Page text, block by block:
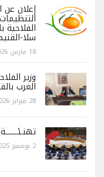
إعلان
الفلاحية
سلا-
18 مارس 2026
وزير
الغرب
28 فبراير 2026
تهنـئـــــــة
2 نوفمبر 2025